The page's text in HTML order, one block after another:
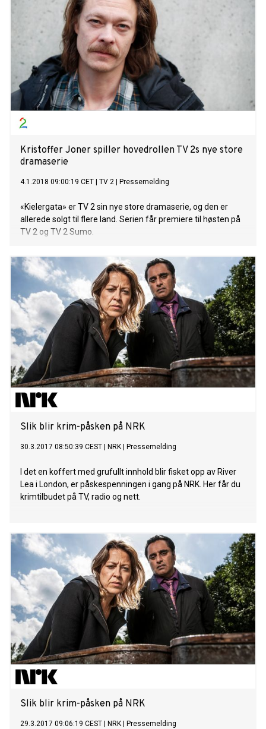
Kristoffer Joner spiller hovedrollen TV 2s nye store
dramaserie
4.1.2018 09:00:19 CET TV 2 Pressemelding
«Kielergata» er TV 2 sin nye store dramaserie, og den er
allerede solgt til flere land. Serien får premiere til høsten på
TV 2 og TV 2 Sumo.
Slik blir krim-påsken på NRK
30.3.2017 08:50:39 CEST NRK Pressemelding
I det en koffert med grufullt innhold blir fisket opp av River
Lea i London, er påskespenningen i gang på NRK. Her får du
krimtilbudet på TV, radio og nett.
Slik blir krim-påsken på NRK
29.3.2017 09:06:19 CEST NRK Pressemelding